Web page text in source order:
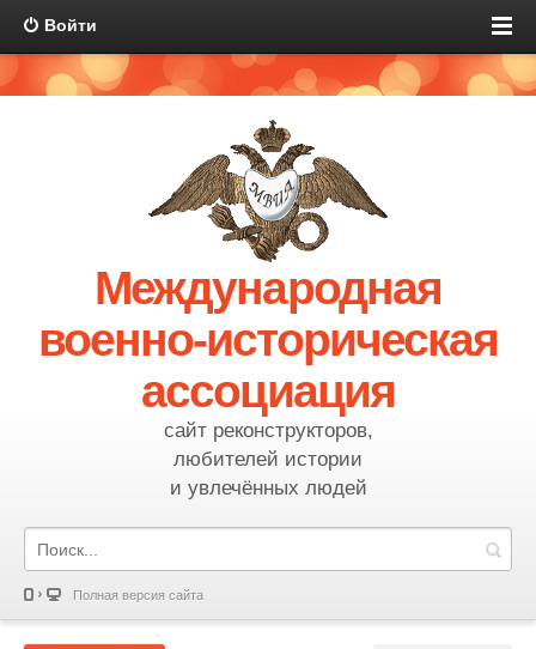
Войти
Международная
военно-историческая
ассоциация
сайт реконструкторов,
любителей истории
и увлечённых людей
Полная версия сайта